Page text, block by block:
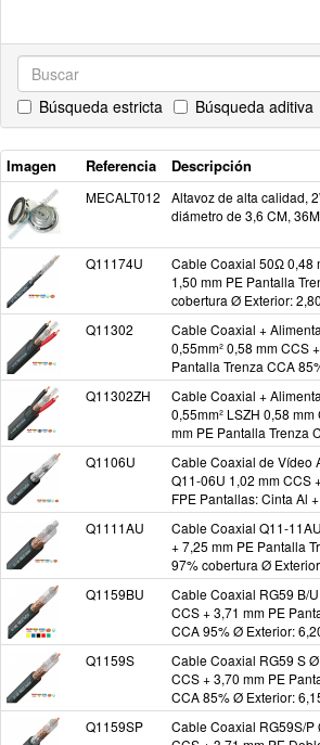
Condensadores
Conector Carga Afeitadora
Conectores M 12
Conectores Tipo Harting
Conectores / Adaptadores
Conectores Alimentacion
Filtros Activos/Pasivos
Conectores de Audio /
Conectores HD-SDI / 3G-
Conectores Informatica &
CONECTORES TIPO
WAGO
Conectores Tipo Aviacion /
Conectores Waterproof /
CONEXIONES AUDIO /
INSTRUMENTACION
Búsqueda estricta Búsqueda aditiva
Imagen Referencia Descripción
MECALT012
Altavoz de alta calidad,
diámetro de 3,6 CM,
Q11174U
Cable Coaxial 50Ω 0,48
1,50 mm PE Pantalla
cobertura Ø Exterior:
Q11302
Cable Coaxial +
0,55mm² 0,58 mm CCS
Pantalla Trenza CCA
mm² Cu + 2,00 mm
Q11302ZH
Cable Coaxial +
0,55mm² LSZH 0,58 mm
mm PE Pantalla Trenza
(0,55 mm² Cu + 2,00
Q1106U
Cable Coaxial de Vídeo
Q11-06U 1,02 mm CCS
FPE Pantallas: Cinta Al
60% + Doble Cinta Al +
Q1111AU
Cable Coaxial Q11-
+ 7,25 mm PE Pantalla
97% cobertura Ø
Q1159BU
Cable Coaxial RG59 B/
CCS + 3,71 mm PE
CCA 95% Ø Exterior:
Q1159S
Cable Coaxial RG59 S
CCS + 3,70 mm PE
CCA 85% Ø Exterior:
Q1159SP
Cable Coaxial RG59S/P